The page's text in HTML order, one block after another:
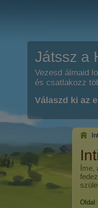
Játssz a
Vezesd álmaid
és csatlakozz
Válaszd ki az
Íme,
Oldal: